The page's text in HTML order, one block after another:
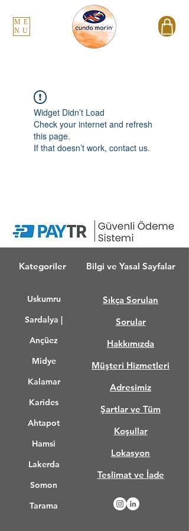
ME
NU
Widget Didn’t Load
Check your internet and refresh
this page.
If that doesn’t work, contact us.
Kategoriler
Uskumru
Sardalya |
Ançüez
Midye
Kalamar
Karides
Ahtapot
Hamsi
Lakerda
Somon
Tarama
Bilgi ve Yasal Sayfalar
Sıkça Sorulan
Sorular
Hakkımızda
Müşteri Hizmetleri
Adresimiz
Şartlar ve Tüm
Koşullar
Lokasyon
Teslimat ve İade